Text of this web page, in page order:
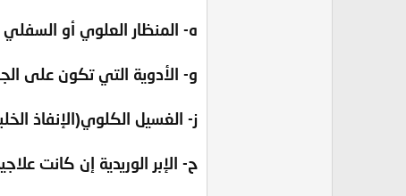
‌ه- المنظار العلوي أو
‌و- الأدوية التي تكون على
‌ز- الغسيل الكلوي(الإنفاذ
‌ح- الإبر الوريدية إن كانت